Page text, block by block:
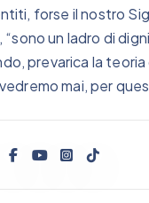
forse il nostro
un ladro di
prevarica la
mai, per